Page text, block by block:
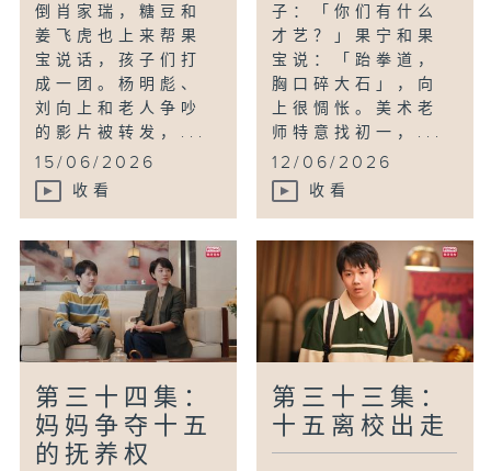
倒肖家瑞，糖豆和
姜飞虎也上来帮果
宝说话，孩子们打
成一团。杨明彪、
刘向上和老人争吵
的影片被转发，...
15/06/2026
收看
子：「你们有什么
才艺？」果宁和果
宝说：「跆拳道，
胸口碎大石」，向
上很惆怅。美术老
师特意找初一，...
12/06/2026
收看
第三十四集：
妈妈争夺十五
的抚养权
第三十三集：
十五离校出走